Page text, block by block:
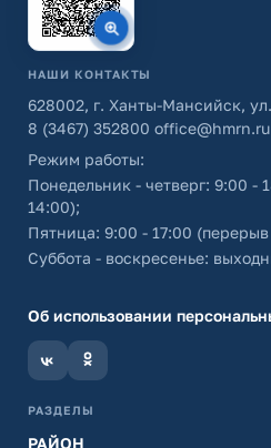
НАШИ КОНТАКТЫ
628002, г. Ханты-Мансийск,
8 (3467) 352800 office@hmrn.ru
Режим работы:
Понедельник - четверг: 9:00 -
14:00);
Пятница: 9:00 - 17:00
Суббота - воскресенье:
Об использовании
РАЗДЕЛЫ
РАЙОН